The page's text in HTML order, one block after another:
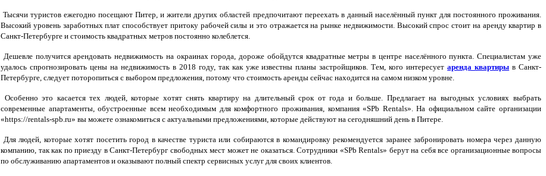
Тысячи туристов ежегодно посещают Питер, и жители других областей предпочитают переехать в данный населённый пункт для постоянного проживания.
Высокий уровень заработных плат способствует притоку рабочей силы и это отражается на рынке недвижимости. Высокий спрос стоит на аренду квартир в
Санкт-Петербурге и стоимость квадратных метров постоянно колеблется.
Дешевле получится арендовать недвижимость на окраинах города, дороже обойдутся квадратные метры в центре населённого пункта. Специалистам уже
удалось спрогнозировать цены на недвижимость в 2018 году, так как уже известны планы застройщиков. Тем, кого интересуетаренда квартиры в Санкт-
Петербурге, следует поторопиться с выбором предложения, потому что стоимость аренды сейчас находится на самом низком уровне.
Особенно это касается тех людей, которые хотят снять квартиру на длительный срок от года и больше. Предлагает на выгодных условиях выбрать
современные апартаменты, обустроенные всем необходимым для комфортного проживания, компания «SPb Rentals». На официальном сайте организации
«https://rentals-spb.ru» вы можете ознакомиться с актуальными предложениями, которые действуют на сегодняшний день в Питере.
Для людей, которые хотят посетить город в качестве туриста или собираются в командировку рекомендуется заранее забронировать номера через данную
компанию, так как по приезду в Санкт-Петербург свободных мест может не оказаться. Сотрудники «SPb Rentals» берут на себя все организационные вопросы
по обслуживанию апартаментов и оказывают полный спектр сервисных услуг для своих клиентов.